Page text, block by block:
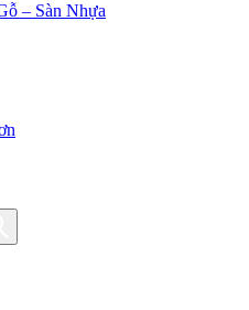
– Sàn Nhựa